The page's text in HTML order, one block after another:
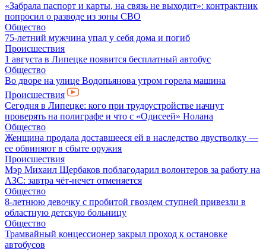
«Забрала паспорт и карты, на связь не выходит»: контрактник
попросил о разводе из зоны СВО
Общество
75-летний мужчина упал у себя дома и погиб
Происшествия
1 августа в Липецке появится бесплатный автобус
Общество
Во дворе на улице Водопьянова утром горела машина
Происшествия
Сегодня в Липецке: кого при трудоустройстве начнут
проверять на полиграфе и что с «Одисеей» Нолана
Общество
Женщина продала доставшееся ей в наследство двустволку —
ее обвиняют в сбыте оружия
Происшествия
Мэр Михаил Щербаков поблагодарил волонтеров за работу на
АЗС: завтра чёт-нечет отменяется
Общество
8-летнюю девочку с пробитой гвоздем ступней привезли в
областную детскую больницу
Общество
Трамвайный концессионер закрыл проход к остановке
автобусов